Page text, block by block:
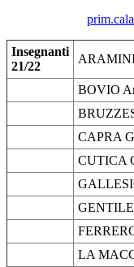
Insegnanti
21/22
ARAMINI
BOVIO
CAPRA
CUTICA
GENTILE
LA